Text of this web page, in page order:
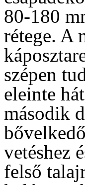
80-180
rétege. A
szépen
eleinte
második
vetéshez
felső